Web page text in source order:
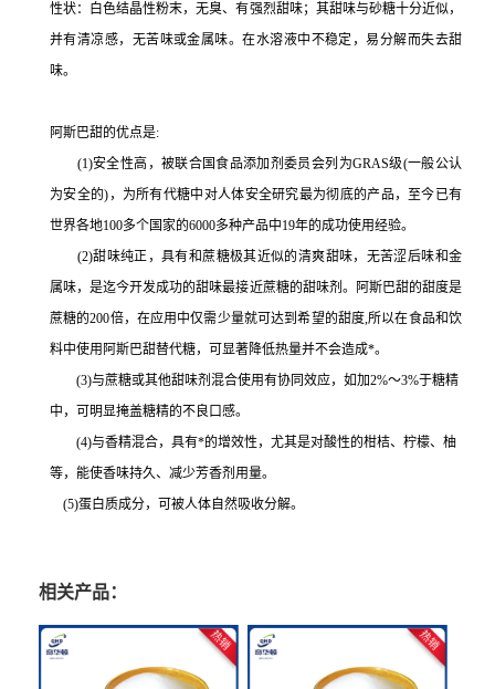
性状：白色结晶性粉末，无臭、有强烈甜味；其甜味与砂糖十分近似，
并有清凉感，无苦味或金属味。在水溶液中不稳定，易分解而失去甜
味。
阿斯巴甜的优点是:
(1)安全性高，被联合国食品添加剂委员会列为GRAS级(一般公认
为安全的)，为所有代糖中对人体安全研究最为彻底的产品，至今已有
世界各地100多个国家的6000多种产品中19年的成功使用经验。
(2)甜味纯正，具有和蔗糖极其近似的清爽甜味，无苦涩后味和金
属味，是迄今开发成功的甜味最接近蔗糖的甜味剂。阿斯巴甜的甜度是
蔗糖的200倍，在应用中仅需少量就可达到希望的甜度,所以在食品和饮
料中使用阿斯巴甜替代糖，可显著降低热量并不会造成*。
(3)与蔗糖或其他甜味剂混合使用有协同效应，如加2%～3%于糖精
中，可明显掩盖糖精的不良口感。
(4)与香精混合，具有*的增效性，尤其是对酸性的柑桔、柠檬、柚
等，能使香味持久、减少芳香剂用量。
(5)蛋白质成分，可被人体自然吸收分解。
相关产品：